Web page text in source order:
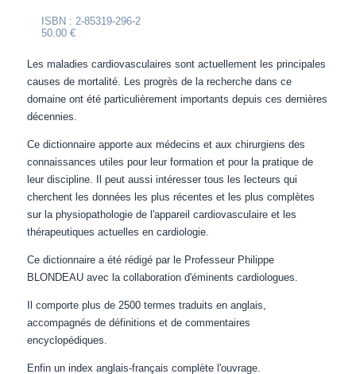
ISBN : 2-85319-296-2
50.00 €
Les maladies cardiovasculaires sont actuellement les principales
causes de mortalité. Les progrès de la recherche dans ce
domaine ont été particulièrement importants depuis ces dernières
décennies.
Ce dictionnaire apporte aux médecins et aux chirurgiens des
connaissances utiles pour leur formation et pour la pratique de
leur discipline. Il peut aussi intéresser tous les lecteurs qui
cherchent les données les plus récentes et les plus complètes
sur la physiopathologie de l'appareil cardiovasculaire et les
thérapeutiques actuelles en cardiologie.
Ce dictionnaire a été rédigé par le Professeur Philippe
BLONDEAU avec la collaboration d'éminents cardiologues.
Il comporte plus de 2500 termes traduits en anglais,
accompagnés de définitions et de commentaires
encyclopédiques.
Enfin un index anglais-français complète l'ouvrage.